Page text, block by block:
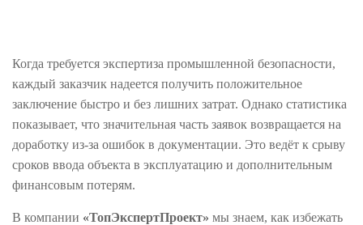
Когда требуется экспертиза промышленной безопасности,
каждый заказчик надеется получить положительное
заключение быстро и без лишних затрат. Однако статистика
показывает, что значительная часть заявок возвращается на
доработку из-за ошибок в документации. Это ведёт к срыву
сроков ввода объекта в эксплуатацию и дополнительным
финансовым потерям.
В компании «ТопЭкспертПроект» мы знаем, как избежать